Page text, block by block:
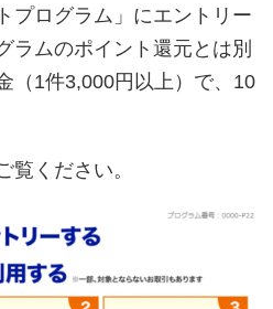
プログラム」にエントリー
ラムのポイント還元とは別
（1件3,000円以上）で、10
覧ください。